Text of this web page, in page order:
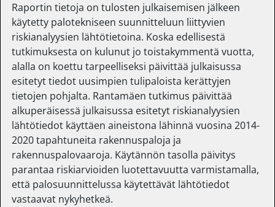
Raportin tietoja on tulosten julkaisemisen jälkeen
käytetty palotekniseen suunnitteluun liittyvien
riskianalyysien lähtötietoina. Koska edellisestä
tutkimuksesta on kulunut jo toistakymmentä vuotta,
alalla on koettu tarpeelliseksi päivittää julkaisussa
esitetyt tiedot uusimpien tulipaloista kerättyjen
tietojen pohjalta. Rantamäen tutkimus päivittää
alkuperäisessä julkaisussa esitetyt riskianalyysien
lähtötiedot käyttäen aineistona lähinnä vuosina 2014-
2020 tapahtuneita rakennuspaloja ja
rakennuspalovaaroja. Käytännön tasolla päivitys
parantaa riskiarvioiden luotettavuutta varmistamalla,
että palosuunnittelussa käytettävät lähtötiedot
vastaavat nykyhetkeä.